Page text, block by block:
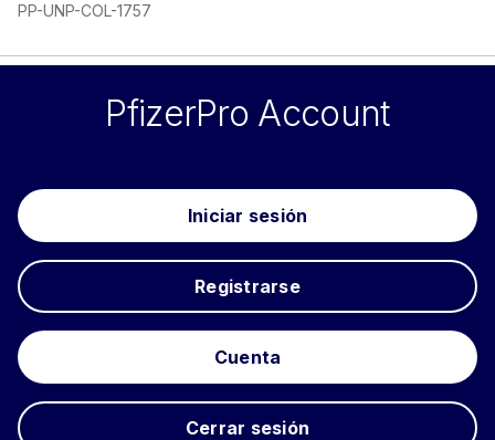
PP-UNP-COL-1757
PfizerPro Account
Iniciar sesión
Registrarse
Cuenta
Cerrar sesión